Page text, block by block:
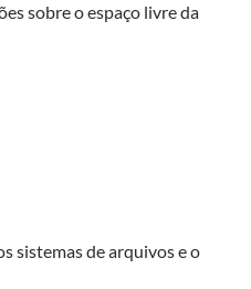
sobre o espaço livre da
sistemas de arquivos e o